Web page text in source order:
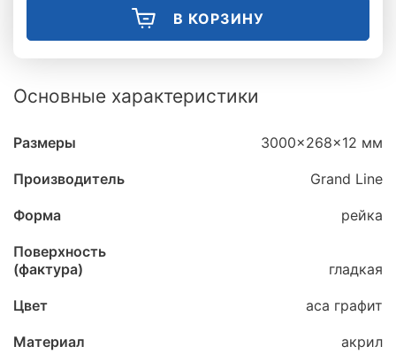
В КОРЗИНУ
Основные характеристики
Размеры 3000x268x12 мм
Производитель Grand Line
Форма рейка
Поверхность
(фактура)
гладкая
Цвет аса графит
Материал акрил